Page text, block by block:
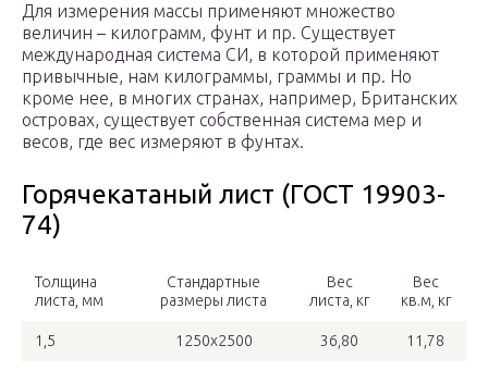
Для измерения массы применяют множество
величин – килограмм, фунт и пр. Существует
международная система СИ, в которой применяют
привычные, нам килограммы, граммы и пр. Но
кроме нее, в многих странах, например, Британских
островах, существует собственная система мер и
весов, где вес измеряют в фунтах.
Горячекатаный лист (ГОСТ 19903-
74)
Толщина
листа, мм
Стандартные
размеры листа
Вес
листа, кг
Вес
кв.м, кг
1,5 1250х2500 36,80 11,78